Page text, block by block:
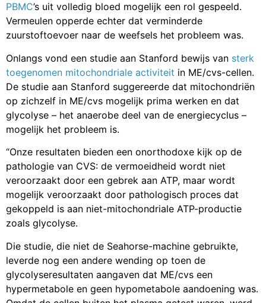
PBMC’s uit volledig bloed mogelijk een rol gespeeld.
Vermeulen opperde echter dat verminderde
zuurstoftoevoer naar de weefsels het probleem was.
Onlangs vond een studie aan Stanford bewijs van sterk
toegenomen mitochondriale activiteit in ME/cvs-cellen.
De studie aan Stanford suggereerde dat mitochondriën
op zichzelf in ME/cvs mogelijk prima werken en dat
glycolyse – het anaerobe deel van de energiecyclus –
mogelijk het probleem is.
“Onze resultaten bieden een onorthodoxe kijk op de
pathologie van CVS: de vermoeidheid wordt niet
veroorzaakt door een gebrek aan ATP, maar wordt
mogelijk veroorzaakt door pathologisch proces dat
gekoppeld is aan niet-mitochondriale ATP-productie
zoals glycolyse.
Die studie, die niet de Seahorse-machine gebruikte,
leverde nog een andere wending op toen de
glycolyseresultaten aangaven dat ME/cvs een
hypermetabole en geen hypometabole aandoening was.